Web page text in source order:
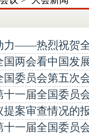
力——热烈祝贺
两会看中国发
国委员会第五次
十一届全国委员
提案审查情况的
十一届全国委员